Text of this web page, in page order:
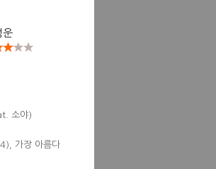
운
소야)
가장 아름다